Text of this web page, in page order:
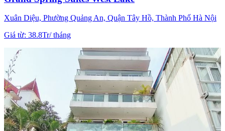
Xuân Diệu, Phường Quảng An, Quận Tây Hồ, Thành Phố Hà Nội
Giá từ: 38.8Tr/tháng